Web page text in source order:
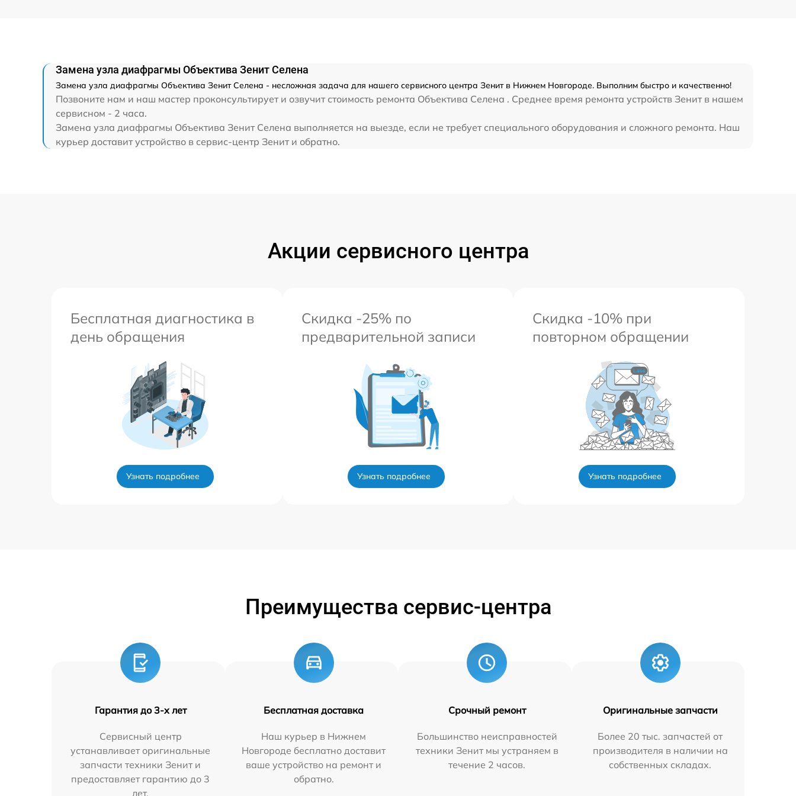
Замена узла диафрагмы Объектива Зенит Селена
Замена узла диафрагмы Объектива Зенит Селена - несложная задача для нашего сервисного центра Зенит в Нижнем Новгороде. Выполним быстро и качественно!
Позвоните нам и наш мастер проконсультирует и озвучит стоимость ремонта Объектива Селена . Среднее время ремонта устройств Зенит в нашем
сервисном - 2 часа.
Замена узла диафрагмы Объектива Зенит Селена выполняется на выезде, если не требует специального оборудования и сложного ремонта. Наш
курьер доставит устройство в сервис-центр Зенит и обратно.
Акции сервисного центра
Бесплатная диагностика в
день обращения
Узнать подробнее
Скидка -25% по
предварительной записи
Узнать подробнее
Скидка -10% при
повторном обращении
Узнать подробнее
Преимущества сервис-центра
Гарантия до 3-х лет
Сервисный центр
устанавливает оригинальные
запчасти техники Зенит и
предоставляет гарантию до 3
лет.
Бесплатная доставка
Наш курьер в Нижнем
Новгороде бесплатно доставит
ваше устройство на ремонт и
обратно.
Срочный ремонт
Большинство неисправностей
техники Зенит мы устраняем в
течение 2 часов.
Оригинальные запчасти
Более 20 тыс. запчастей от
производителя в наличии на
собственных складах.